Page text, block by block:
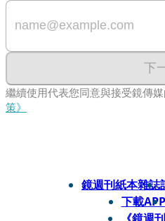
下
繼續使用代表您同意與接受鏡傳
策》
鏡週刊紙本雜誌
下載APP